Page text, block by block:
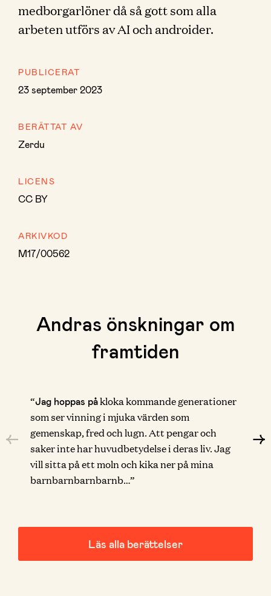
medborgarlöner då så gott som alla
arbeten utförs av AI och androider.
PUBLICERAT
23 september 2023
BERÄTTAT AV
Zerdu
LICENS
CC BY
ARKIVKOD
M17/00562
Andras önskningar om
framtiden
“Jag hoppas påkloka kommande generationer
som ser vinning i mjuka värden som
gemenskap, fred och lugn. Att pengar och
saker inte har huvudbetydelse i deras liv. Jag
vill sitta på ett moln och kika ner på mina
barnbarnbarnbarnb…”
Läs alla berättelser